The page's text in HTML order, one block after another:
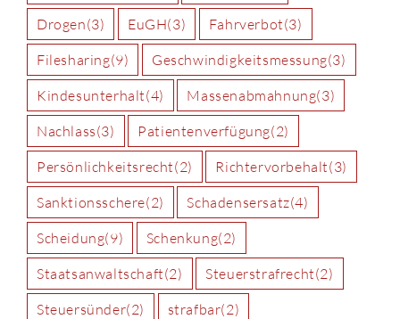
Drogen(3) EuGH(3) Fahrverbot(3)
Filesharing(9) Geschwindigkeitsmessung(3)
Kindesunterhalt(4) Massenabmahnung(3)
Nachlass(3) Patientenverfügung(2)
Persönlichkeitsrecht(2) Richtervorbehalt(3)
Sanktionsschere(2) Schadensersatz(4)
Scheidung(9) Schenkung(2)
Staatsanwaltschaft(2) Steuerstrafrecht(2)
Steuersünder(2) strafbar(2)